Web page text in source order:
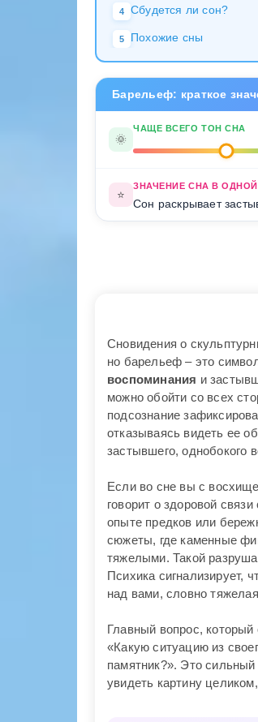
4 Сбудется ли сон?
5 Похожие сны
Барельеф: краткое
🌞
ЧАЩЕ ВСЕГО ТОН СНА
⭐
ЗНАЧЕНИЕ СНА В
Сон раскрывает
Сновидения о
но барельеф – это
воспоминания и
можно обойти со всех
подсознание
отказываясь видеть ее
застывшего, однобокого
Если во сне вы с
говорит о здоровой
опыте предков или
сюжеты, где каменные
тяжелыми. Такой
Психика сигнализирует,
над вами, словно
Главный вопрос, который
«Какую ситуацию из
памятник?». Это
увидеть картину